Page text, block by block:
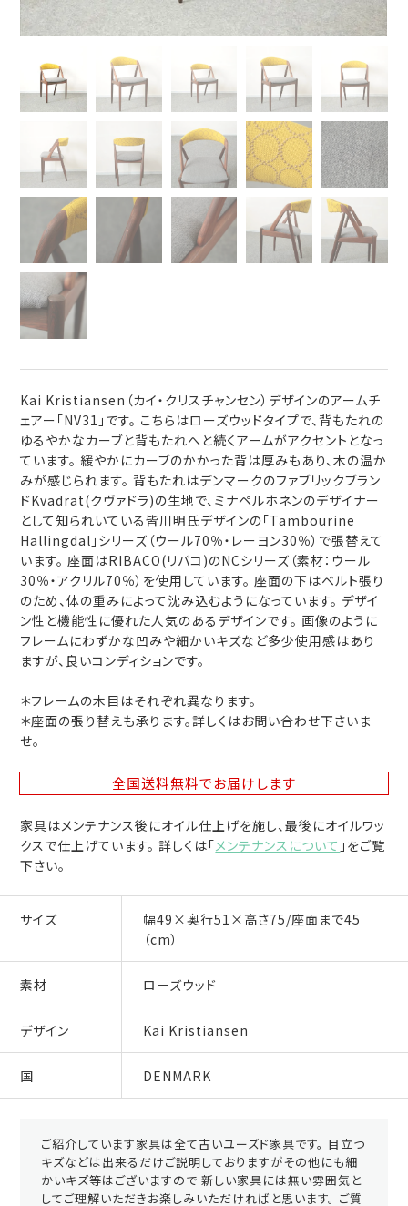
Kai Kristiansen（カイ・クリスチャンセン）デザインのアームチ
ェアー「NV31」です。 こちらはローズウッドタイプで、背もたれの
ゆるやかなカーブと背もたれへと続くアームがアクセントとなっ
ています。 緩やかにカーブのかかった背は厚みもあり、木の温か
みが感じられます。 背もたれはデンマークのファブリックブラン
ドKvadrat(クヴァドラ)の生地で、ミナペルホネンのデザイナー
として知られいている皆川明氏デザインの「Tambourine
Hallingdal」シリーズ（ウール70％・レーヨン30％）で張替えて
います。 座面はRIBACO(リバコ)のNCシリーズ（素材：ウール
30％・アクリル70％）を使用しています。 座面の下はベルト張り
のため、体の重みによって沈み込むようになっています。 デザイ
ン性と機能性に優れた人気のあるデザインです。 画像のように
フレームにわずかな凹みや細かいキズなど多少使用感はあり
ますが、良いコンディションです。
＊フレームの木目はそれぞれ異なります。
＊座面の張り替えも承ります。詳しくはお問い合わせ下さいま
せ。
全国送料無料でお届けします
家具はメンテナンス後にオイル仕上げを施し、最後にオイルワッ
クスで仕上げています。 詳しくは「メンテナンスについて 」をご覧
下さい。
サイズ
幅49×奥行51×高さ75/座面まで45
（cm）
素材 ローズウッド
デザイン Kai Kristiansen
国 DENMARK
ご紹介しています家具は全て古いユーズド家具です。 目立つ
キズなどは出来るだけご説明しておりますがその他にも細
かいキズ等はございますので 新しい家具には無い雰囲気と
してご理解いただきお楽しみいただければと思います。 ご質